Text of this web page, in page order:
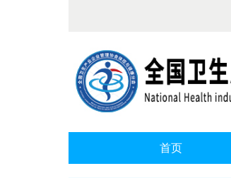
首页